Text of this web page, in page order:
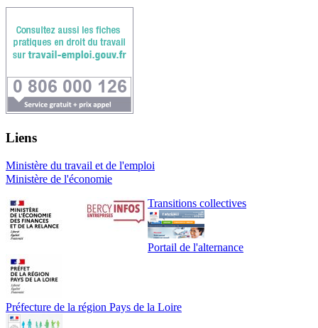
Liens
Ministère du travail et de l'emploi
Ministère de l'économie
Transitions collectives
Portail de l'alternance
Préfecture de la région Pays de la Loire